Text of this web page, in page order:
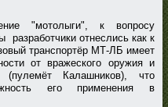
"мотолыги", к вопросу
отнеслись как к
транспортёр МТ-ЛБ имеет
от вражеского оружия и
(пулемёт Калашников), что
его применения в